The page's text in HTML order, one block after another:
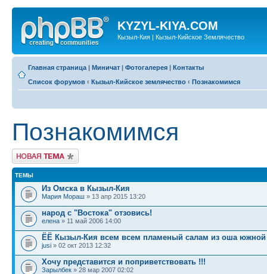
KYZYL-KIYA.COM
Кызыл-Кия | Кызыл-Кийское Землячество
Главная страница | Миничат | Фотогалерея | Контакты
Список форумов ‹ Кызыл-Кийское землячество ‹ Познакомимся
Познакомимся
Новая тема
ТЕМЫ
Из Омска в Кызыл-Кия
Мария Мораш » 13 апр 2015 13:20
народ с "Востока" отзовись!
елена » 11 май 2006 14:00
ЁЁ Кызыл-Кия всем всем пламеный салам из оша южной
jusi » 02 окт 2013 12:32
Хочу представится и поприветствовать !!!
Зарылбек » 28 мар 2007 02:02